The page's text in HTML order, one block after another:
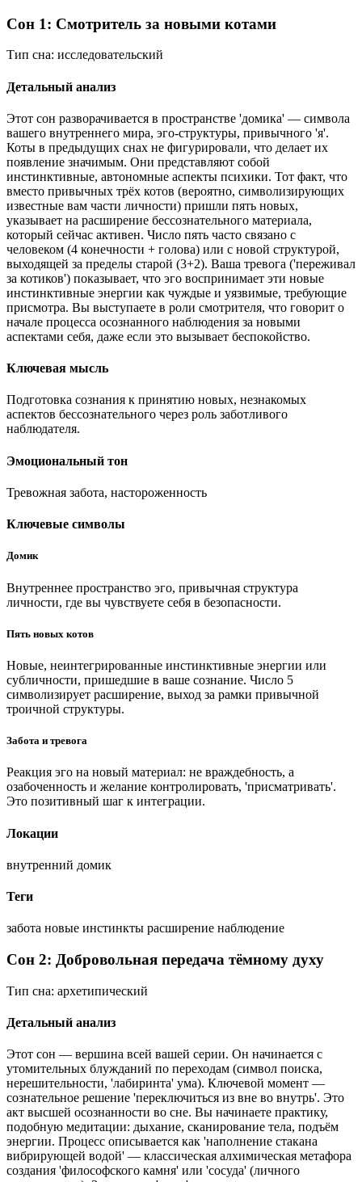
Сон 1: Смотритель за новыми котами
Тип сна: исследовательский
Детальный анализ
Этот сон разворачивается в пространстве 'домика' — символа
вашего внутреннего мира, эго-структуры, привычного 'я'.
Коты в предыдущих снах не фигурировали, что делает их
появление значимым. Они представляют собой
инстинктивные, автономные аспекты психики. Тот факт, что
вместо привычных трёх котов (вероятно, символизирующих
известные вам части личности) пришли пять новых,
указывает на расширение бессознательного материала,
который сейчас активен. Число пять часто связано с
человеком (4 конечности + голова) или с новой структурой,
выходящей за пределы старой (3+2). Ваша тревога ('переживал
за котиков') показывает, что эго воспринимает эти новые
инстинктивные энергии как чуждые и уязвимые, требующие
присмотра. Вы выступаете в роли смотрителя, что говорит о
начале процесса осознанного наблюдения за новыми
аспектами себя, даже если это вызывает беспокойство.
Ключевая мысль
Подготовка сознания к принятию новых, незнакомых
аспектов бессознательного через роль заботливого
наблюдателя.
Эмоциональный тон
Тревожная забота, настороженность
Ключевые символы
Домик
Внутреннее пространство эго, привычная структура
личности, где вы чувствуете себя в безопасности.
Пять новых котов
Новые, неинтегрированные инстинктивные энергии или
субличности, пришедшие в ваше сознание. Число 5
символизирует расширение, выход за рамки привычной
троичной структуры.
Забота и тревога
Реакция эго на новый материал: не враждебность, а
озабоченность и желание контролировать, 'присматривать'.
Это позитивный шаг к интеграции.
Локации
внутренний домик
Теги
забота новые инстинкты расширение наблюдение
Сон 2: Добровольная передача тёмному духу
Тип сна: архетипический
Детальный анализ
Этот сон — вершина всей вашей серии. Он начинается с
утомительных блужданий по переходам (символ поиска,
нерешительности, 'лабиринта' ума). Ключевой момент —
сознательное решение 'переключиться из вне во внутрь'. Это
акт высшей осознанности во сне. Вы начинаете практику,
подобную медитации: дыхание, сканирование тела, подъём
энергии. Процесс описывается как 'наполнение стакана
вибрирующей водой' — классическая алхимическая метафора
создания 'философского камня' или 'сосуда' (личного